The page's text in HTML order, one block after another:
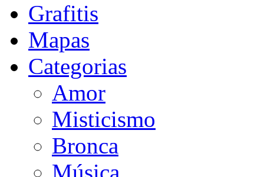
Grafitis
Mapas
Categorias
Amor
Misticismo
Bronca